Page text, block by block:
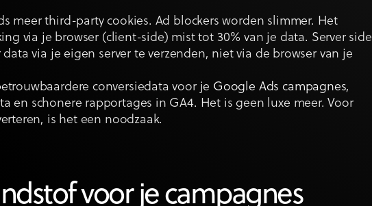
meer third-party cookies. Ad blockers worden slimmer. Het
via je browser (client-side) mist tot 30% van je data. Server side
via je eigen server te verzenden, niet via de browser van je
conversiedata voor je Google Ads campagnes,
en schonere rapportages in GA4. Het is geen luxe meer. Voor
is het een noodzaak.
voor je campagnes